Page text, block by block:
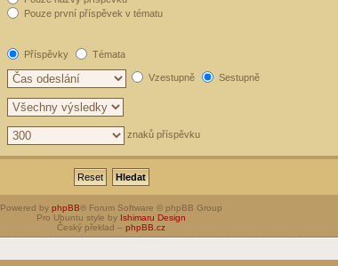
Pouze první příspěvek v tématu
Příspěvky
Témata
Vzestupně Sestupně
znaků příspěvku
Powered by phpBB® Forum Software © phpBB Group
Pro Ubuntu style by Ishimaru Design
Český překlad – phpBB.cz